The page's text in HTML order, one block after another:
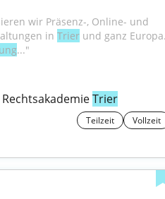
wir Präsenz-, Online- und
in Trier
..."
Trier
Teilzeit Vollzeit